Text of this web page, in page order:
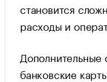
становится
расходы и
Дополнительные
банковские